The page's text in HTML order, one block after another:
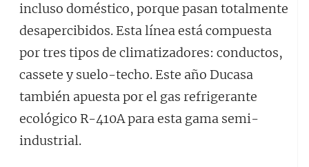
incluso doméstico, porque pasan totalmente
desapercibidos. Esta línea está compuesta
por tres tipos de climatizadores: conductos,
cassete y suelo-techo. Este año Ducasa
también apuesta por el gas refrigerante
ecológico R-410A para esta gama semi-
industrial.